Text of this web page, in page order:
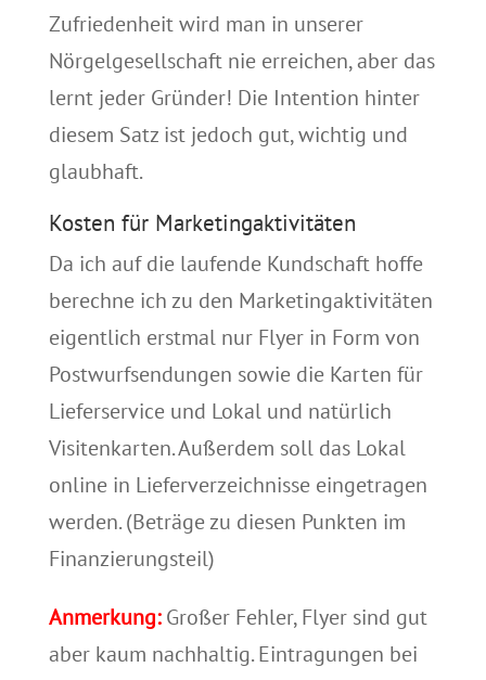
Zufriedenheit wird man in unserer
Nörgelgesellschaft nie erreichen, aber das
lernt jeder Gründer! Die Intention hinter
diesem Satz ist jedoch gut, wichtig und
glaubhaft.
Kosten für Marketingaktivitäten
Da ich auf die laufende Kundschaft hoffe
berechne ich zu den Marketingaktivitäten
eigentlich erstmal nur Flyer in Form von
Postwurfsendungen sowie die Karten für
Lieferservice und Lokal und natürlich
Visitenkarten. Außerdem soll das Lokal
online in Lieferverzeichnisse eingetragen
werden. (Beträge zu diesen Punkten im
Finanzierungsteil)
Anmerkung:Großer Fehler, Flyer sind gut
aber kaum nachhaltig. Eintragungen bei